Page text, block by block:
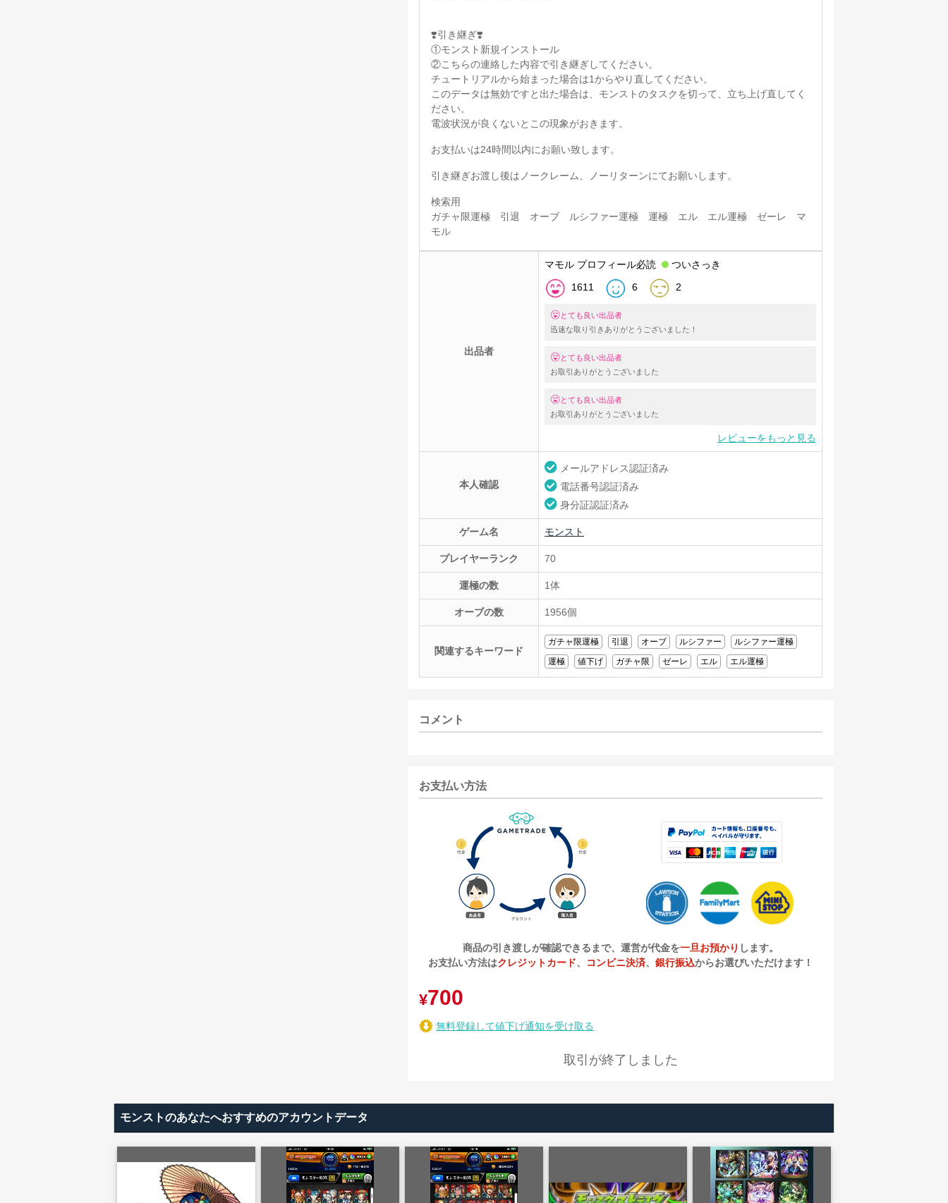
❣️引き継ぎ❣️
①モンスト新規インストール
②こちらの連絡した内容で引き継ぎしてください。
チュートリアルから始まった場合は1からやり直してください。
このデータは無効ですと出た場合は、モンストのタスクを切って、立ち上げ直してく
ださい。
電波状況が良くないとこの現象がおきます。
お支払いは24時間以内にお願い致します。
引き継ぎお渡し後はノークレーム、ノーリターンにてお願いします。
検索用
ガチャ限運極 引退 オーブ ルシファー運極 運極 エル エル運極 ゼーレ マ
モル
出品者
マモル プロフィール必読 ついさっき
1611 6 2
とても良い出品者
迅速な取り引きありがとうございました！
とても良い出品者
お取引ありがとうございました
とても良い出品者
お取引ありがとうございました
レビューをもっと見る
本人確認
メールアドレス認証済み
電話番号認証済み
身分証認証済み
ゲーム名 モンスト
プレイヤーランク 70
運極の数 1体
オーブの数 1956個
関連するキーワード
ガチャ限運極 引退 オーブ ルシファー
ルシファー運極
運極
値下げ ガチャ限 ゼーレ エル エル運極
コメント
お支払い方法
商品の引き渡しが確認できるまで、運営が代金を一旦お預かり します。
お支払い方法はクレジットカード、 コンビニ決済、 銀行振込からお選びいただけます！
¥700
無料登録して値下げ通知を受け取る
取引が終了しました
モンストのあなたへおすすめのアカウントデータ